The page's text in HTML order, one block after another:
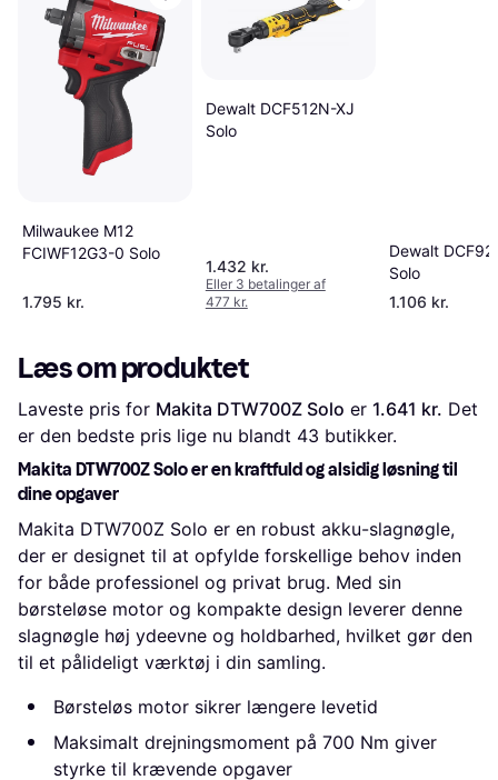
Milwaukee M12
FCIWF12G3-0 Solo
1.795 kr.
Dewalt DCF512N-XJ
Solo
1.432 kr.
Eller 3 betalinger af
477 kr.
Dewalt
Solo
1.106 kr.
Læs om produktet
Laveste pris for Makita DTW700Z Solo er 1.641 kr. Det
er den bedste pris lige nu blandt 43 butikker.
Makita DTW700Z Solo er en kraftfuld og alsidig løsning til
dine opgaver
Makita DTW700Z Solo er en robust akku-slagnøgle,
der er designet til at opfylde forskellige behov inden
for både professionel og privat brug. Med sin
børsteløse motor og kompakte design leverer denne
slagnøgle høj ydeevne og holdbarhed, hvilket gør den
til et pålideligt værktøj i din samling.
Børsteløs motor sikrer længere levetid
Maksimalt drejningsmoment på 700 Nm giver
styrke til krævende opgaver